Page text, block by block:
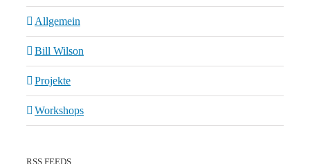
Allgemein
Bill Wilson
Projekte
Workshops
RSS FEEDS